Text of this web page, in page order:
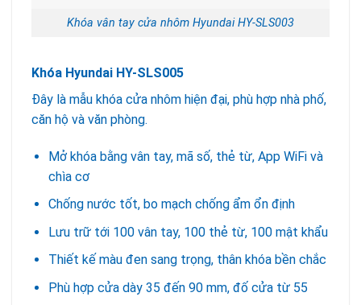
Khóa vân tay cửa nhôm Hyundai HY-SLS003
Khóa Hyundai HY-SLS005
Đây là mẫu khóa cửa nhôm hiện đại, phù hợp nhà phố,
căn hộ và văn phòng.
Mở khóa bằng vân tay, mã số, thẻ từ, App WiFi và
chìa cơ
Chống nước tốt, bo mạch chống ẩm ổn định
Lưu trữ tới 100 vân tay, 100 thẻ từ, 100 mật khẩu
Thiết kế màu đen sang trọng, thân khóa bền chắc
Phù hợp cửa dày 35 đến 90 mm, đố cửa từ 55